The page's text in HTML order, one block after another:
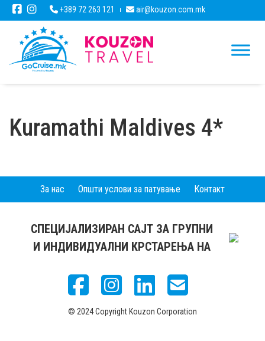
+389 72 263 121 air@kouzon.com.mk
Kuramathi Maldives 4*
За нас Општи услови за патување Контакт
СПЕЦИЈАЛИЗИРАН САЈТ ЗА ГРУПНИ
И ИНДИВИДУАЛНИ КРСТАРЕЊА НА
© 2024 Copyright Kouzon Corporation